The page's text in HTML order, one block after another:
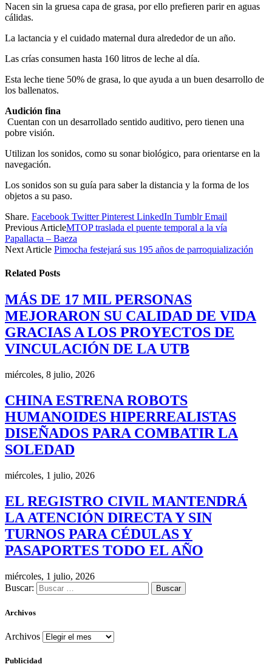
Nacen sin la gruesa capa de grasa, por ello prefieren parir en aguas
cálidas.
La lactancia y el cuidado maternal dura alrededor de un año.
Las crías consumen hasta 160 litros de leche al día.
Esta leche tiene 50% de grasa, lo que ayuda a un buen desarrollo de
los ballenatos.
Audición fina
Cuentan con un desarrollado sentido auditivo, pero tienen una
pobre visión.
Utilizan los sonidos, como su sonar biológico, para orientarse en la
navegación.
Los sonidos son su guía para saber la distancia y la forma de los
objetos a su paso.
Share. Facebook Twitter Pinterest LinkedIn Tumblr Email
Previous ArticleMTOP traslada el puente temporal a la vía
Papallacta – Baeza
Next Article Pimocha festejará sus 195 años de parroquialización
Related Posts
MÁS DE 17 MIL PERSONAS
MEJORARON SU CALIDAD DE VIDA
GRACIAS A LOS PROYECTOS DE
VINCULACIÓN DE LA UTB
miércoles, 8 julio, 2026
CHINA ESTRENA ROBOTS
HUMANOIDES HIPERREALISTAS
DISEÑADOS PARA COMBATIR LA
SOLEDAD
miércoles, 1 julio, 2026
EL REGISTRO CIVIL MANTENDRÁ
LA ATENCIÓN DIRECTA Y SIN
TURNOS PARA CÉDULAS Y
PASAPORTES TODO EL AÑO
miércoles, 1 julio, 2026
Buscar:
Archivos
Archivos
Publicidad